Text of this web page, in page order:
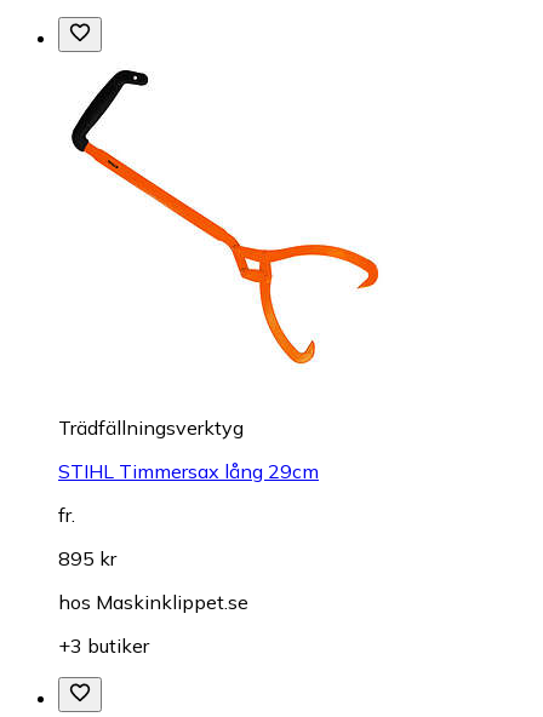
Trädfällningsverktyg
STIHL Timmersax lång 29cm
fr.
895 kr
hos Maskinklippet.se
+3 butiker